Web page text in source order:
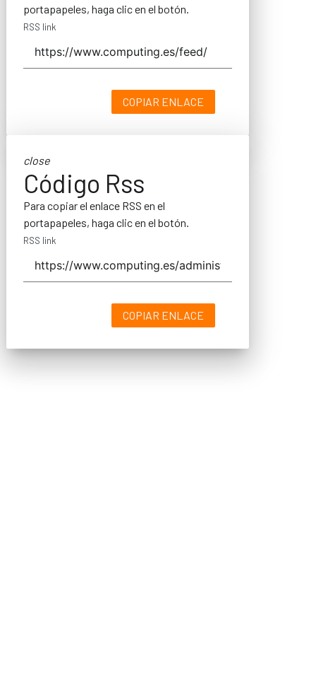
portapapeles, haga clic en el botón.
RSS link
COPIAR ENLACE
close
Código Rss
Para copiar el enlace RSS en el
portapapeles, haga clic en el botón.
RSS link
COPIAR ENLACE